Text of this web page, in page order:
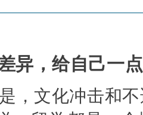
异，给自己一
，文化冲击和